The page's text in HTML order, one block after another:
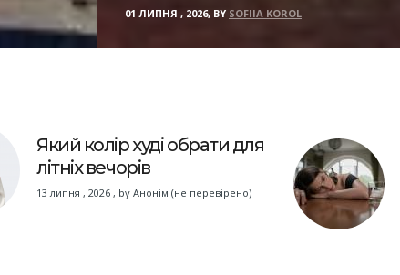
01 ЛИПНЯ , 2026, BY SOFIIA KOROL
Який колір худі обрати для
літніх вечорів
13 липня , 2026, by Анонім (не перевірено)